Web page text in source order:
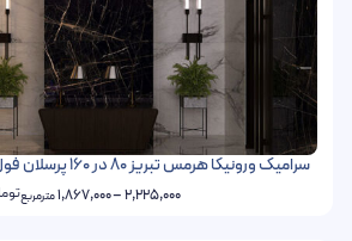
سرامیک ورونیکا هرمس تبریز 80 در 160 پرسلان فول پولیش و شوگر افکت
2,225,000
–
1,867,000مترمربعتومان